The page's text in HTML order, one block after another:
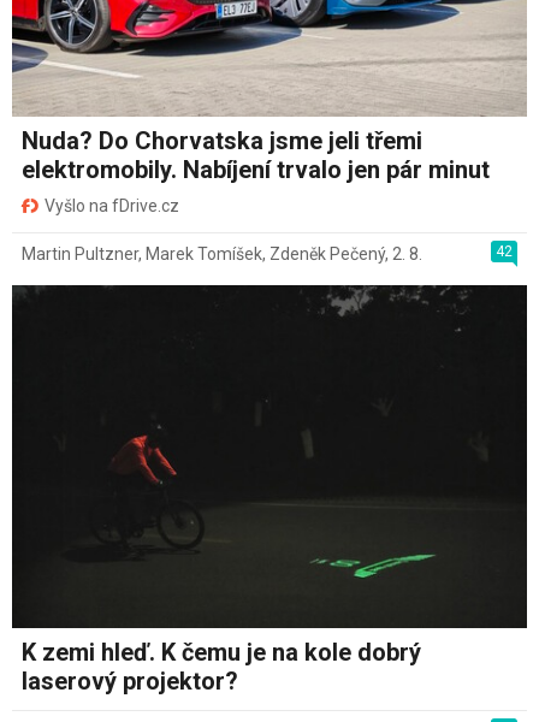
Nuda? Do Chorvatska jsme jeli třemi
elektromobily. Nabíjení trvalo jen pár minut
Vyšlo na fDrive.cz
42
Martin Pultzner, Marek Tomíšek, Zdeněk Pečený, 2. 8.
K zemi hleď. K čemu je na kole dobrý
laserový projektor?